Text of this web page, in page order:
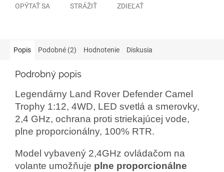
OPÝTAŤ SA STRÁŽIŤ ZDIEĽAŤ
Popis Podobné (2) Hodnotenie Diskusia
Podrobný popis
Legendárny Land Rover Defender Camel
Trophy 1:12, 4WD, LED svetlá a smerovky,
2,4 GHz, ochrana proti striekajúcej vode,
plne proporcionálny, 100% RTR.
Model vybavený 2,4GHz ovládačom na
volante umožňuje plne proporcionálne